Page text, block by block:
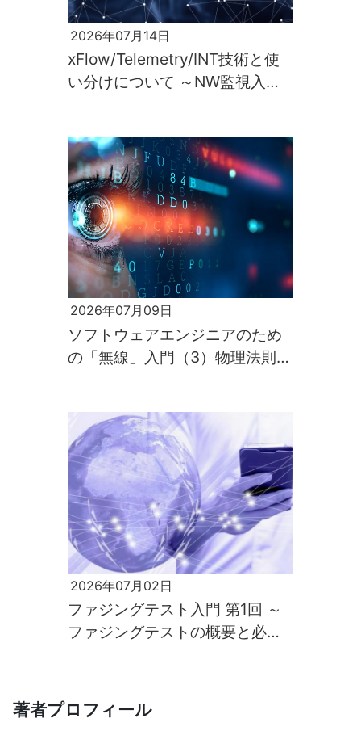
2026年07月14日
xFlow/Telemetry/INT技術と使
い分けについて ～NW監視入門
2026年07月09日
ソフトウェアエンジニアのため
の「無線」入門（3）物理法則が
2026年07月02日
ファジングテスト入門 第1回 ～
ファジングテストの概要と必要
著者プロフィール